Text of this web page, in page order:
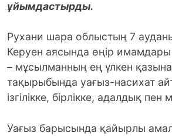
ұйымдастырды.
Рухани шара облыстың 7
Керуен аясында өңір
– мұсылманның ең үлкен
тақырыбында уағыз-насихат
ізгілікке, бірлікке, адалдық пен
Уағыз барысында қайырлы